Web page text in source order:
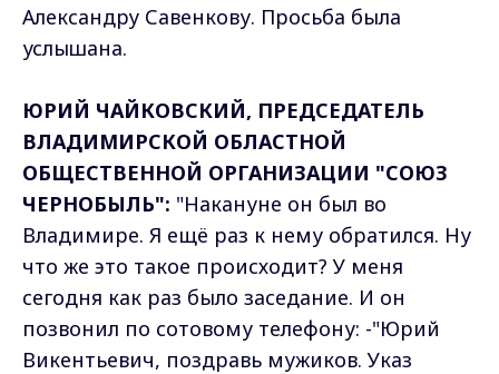
Александру Савенкову. Просьба была
услышана.
ЮРИЙ ЧАЙКОВСКИЙ, ПРЕДСЕДАТЕЛЬ
ВЛАДИМИРСКОЙ ОБЛАСТНОЙ
ОБЩЕСТВЕННОЙ ОРГАНИЗАЦИИ "СОЮЗ
ЧЕРНОБЫЛЬ": "Накануне он был во
Владимире. Я ещё раз к нему обратился. Ну
что же это такое происходит? У меня
сегодня как раз было заседание. И он
позвонил по сотовому телефону: -"Юрий
Викентьевич, поздравь мужиков. Указ